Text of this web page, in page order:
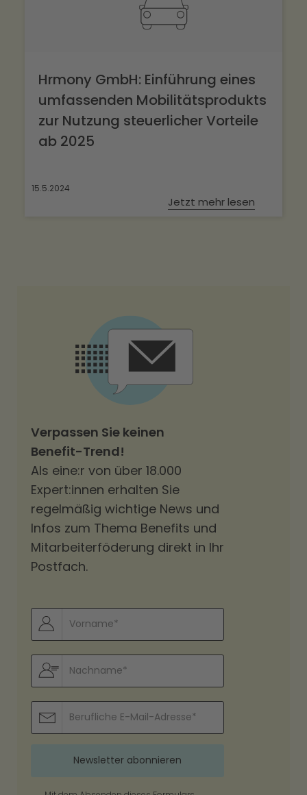
Hrmony GmbH: Einführung eines
umfassenden Mobilitätsprodukts
zur Nutzung steuerlicher Vorteile
ab 2025
15.5.2024
Jetzt mehr lesen
Verpassen Sie keinen
Benefit-Trend!
Als eine:r von über 18.000
Expert:innen erhalten Sie
regelmäßig wichtige News und
Infos zum Thema Benefits und
Mitarbeiterföderung direkt in Ihr
Postfach.